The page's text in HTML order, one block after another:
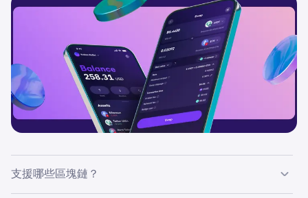
支援哪些區塊鏈？